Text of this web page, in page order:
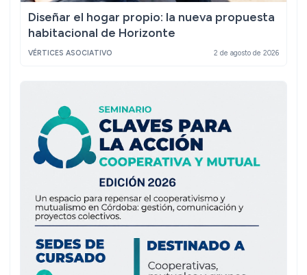
Diseñar el hogar propio: la nueva propuesta
habitacional de Horizonte
VÉRTICES ASOCIATIVO 2 de agosto de 2026